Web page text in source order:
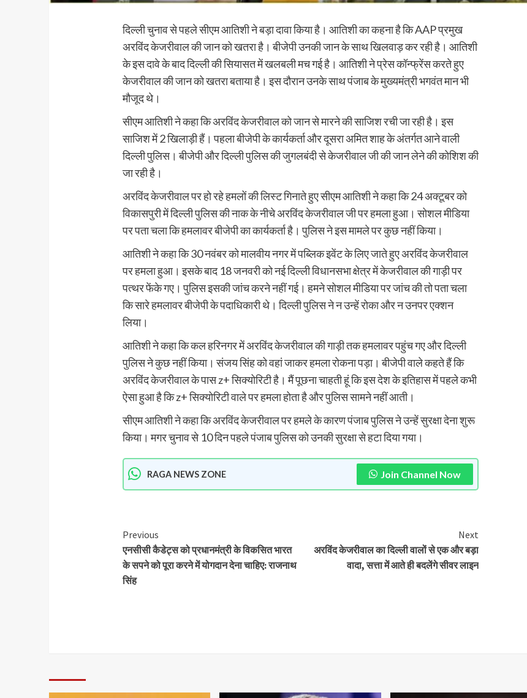
दिल्ली चुनाव से पहले सीएम आतिशी ने बड़ा दावा किया है। आतिशी का कहना है कि AAP प्रमुख
अरविंद केजरीवाल की जान को खतरा है। बीजेपी उनकी जान के साथ खिलवाड़ कर रही है। आतिशी
के इस दावे के बाद दिल्ली की सियासत में खलबली मच गई है। आतिशी ने प्रेस कॉन्फ्रेंस करते हुए
केजरीवाल की जान को खतरा बताया है। इस दौरान उनके साथ पंजाब के मुख्यमंत्री भगवंत मान भी
मौजूद थे।
सीएम आतिशी ने कहा कि अरविंद केजरीवाल को जान से मारने की साजिश रची जा रही है। इस
साजिश में 2 खिलाड़ी हैं। पहला बीजेपी के कार्यकर्ता और दूसरा अमित शाह के अंतर्गत आने वाली
दिल्ली पुलिस। बीजेपी और दिल्ली पुलिस की जुगलबंदी से केजरीवाल जी की जान लेने की कोशिश की
जा रही है।
अरविंद केजरीवाल पर हो रहे हमलों की लिस्ट गिनाते हुए सीएम आतिशी ने कहा कि 24 अक्टूबर को
विकासपुरी में दिल्ली पुलिस की नाक के नीचे अरविंद केजरीवाल जी पर हमला हुआ। सोशल मीडिया
पर पता चला कि हमलावर बीजेपी का कार्यकर्ता है। पुलिस ने इस मामले पर कुछ नहीं किया।
आतिशी ने कहा कि 30 नवंबर को मालवीय नगर में पब्लिक इवेंट के लिए जाते हुए अरविंद केजरीवाल
पर हमला हुआ। इसके बाद 18 जनवरी को नई दिल्ली विधानसभा क्षेत्र में केजरीवाल की गाड़ी पर
पत्थर फेंके गए। पुलिस इसकी जांच करने नहीं गई। हमने सोशल मीडिया पर जांच की तो पता चला
कि सारे हमलावर बीजेपी के पदाधिकारी थे। दिल्ली पुलिस ने न उन्हें रोका और न उनपर एक्शन
लिया।
आतिशी ने कहा कि कल हरिनगर में अरविंद केजरीवाल की गाड़ी तक हमलावर पहुंच गए और दिल्ली
पुलिस ने कुछ नहीं किया। संजय सिंह को वहां जाकर हमला रोकना पड़ा। बीजेपी वाले कहते हैं कि
अरविंद केजरीवाल के पास z+ सिक्योरिटी है। मैं पूछना चाहती हूं कि इस देश के इतिहास में पहले कभी
ऐसा हुआ है कि z+ सिक्योरिटी वाले पर हमला होता है और पुलिस सामने नहीं आती।
सीएम आतिशी ने कहा कि अरविंद केजरीवाल पर हमले के कारण पंजाब पुलिस ने उन्हें सुरक्षा देना शुरू
किया। मगर चुनाव से 10 दिन पहले पंजाब पुलिस को उनकी सुरक्षा से हटा दिया गया।
RAGA NEWS ZONE Join Channel Now
Previous
एनसीसी कैडेट्स को प्रधानमंत्री के विकसित भारत
के सपने को पूरा करने में योगदान देना चाहिए: राजनाथ
सिंह
Next
अरविंद केजरीवाल का दिल्ली वालों से एक और बड़ा
वादा, सत्ता में आते ही बदलेंगे सीवर लाइन